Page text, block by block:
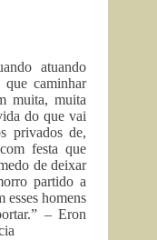
atuando
que caminhar
muita, muita
do que vai
privados de,
festa que
de deixar
partido a
esses homens
– Eron